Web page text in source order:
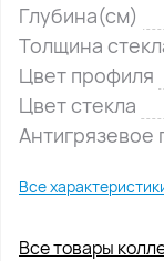
Глубина(см)
Толщина
Цвет профиля
Цвет стекла
Антигрязевое
Все
Все товары